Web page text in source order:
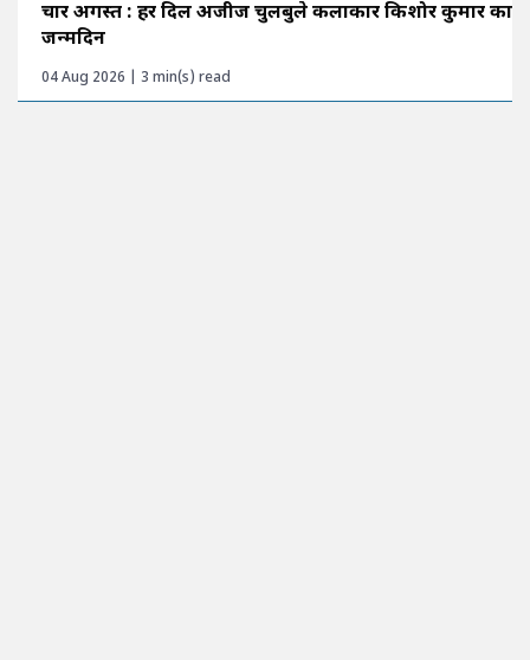
चार अगस्त : हर दिल अजीज चुलबुले कलाकार किशोर कुमार का
जन्मदिन
04 Aug 2026 | 3 min(s) read